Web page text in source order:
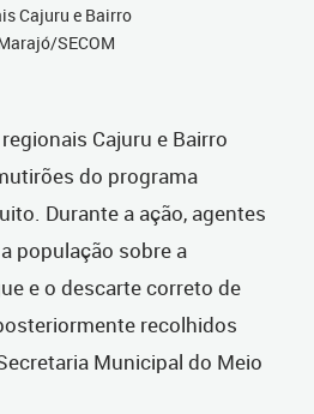
Cajuru e Bairro
SECOM
Cajuru e Bairro
do programa
Durante a ação, agentes
população sobre a
e o descarte correto de
recolhidos
Municipal do Meio